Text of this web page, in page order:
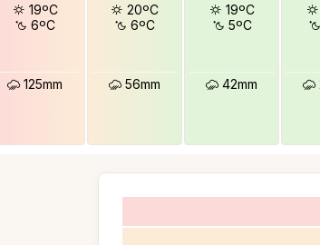
19ºC
6ºC
125mm
20ºC
6ºC
56mm
19ºC
5ºC
42mm